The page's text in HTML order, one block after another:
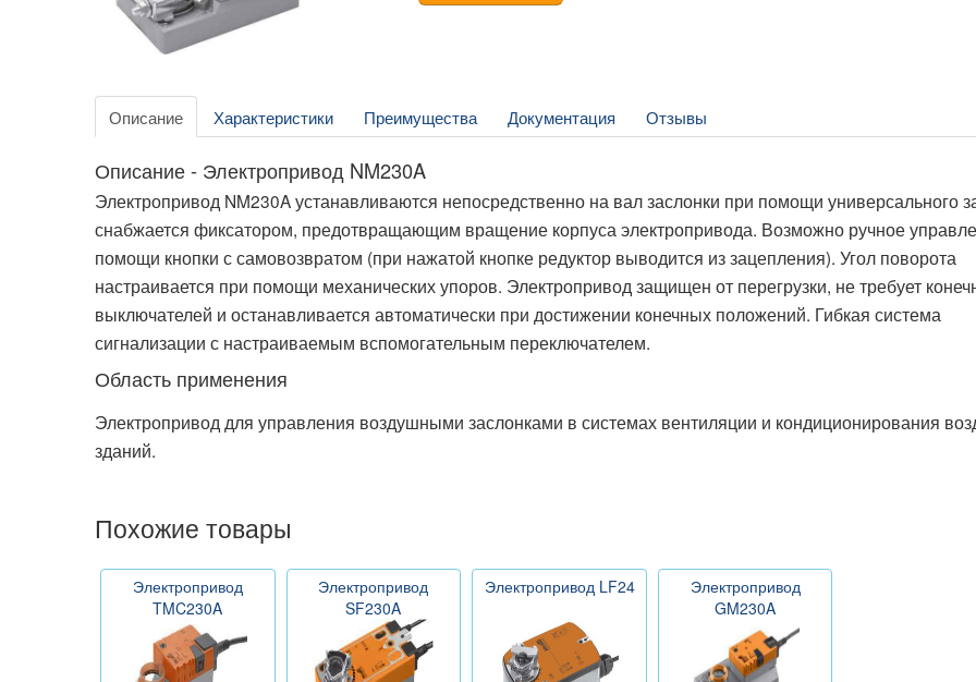
Описание Характеристики Преимущества Документация Отзывы
Описание - Электропривод NM230A
Электропривод NM230A устанавливаются непосредственно на вал заслонки при помощи универсального
снабжается фиксатором, предотвращающим вращение корпуса электропривода. Возможно ручное
помощи кнопки с самовозвратом (при нажатой кнопке редуктор выводится из зацепления). Угол поворота
настраивается при помощи механических упоров. Электропривод защищен от перегрузки, не требует
выключателей и останавливается автоматически при достижении конечных положений. Гибкая система
сигнализации с настраиваемым вспомогательным переключателем.
Область применения
Электропривод для управления воздушными заслонками в системах вентиляции и кондиционирования
зданий.
Похожие товары
Электропривод
TMC230A
Электропривод
SF230A
Электропривод LF24
Электропривод
GM230A